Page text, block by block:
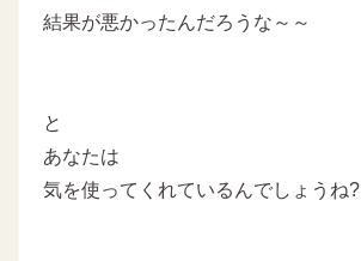
結果が悪かったんだろうな～～
と
あなたは
気を使ってくれているんでしょうね?